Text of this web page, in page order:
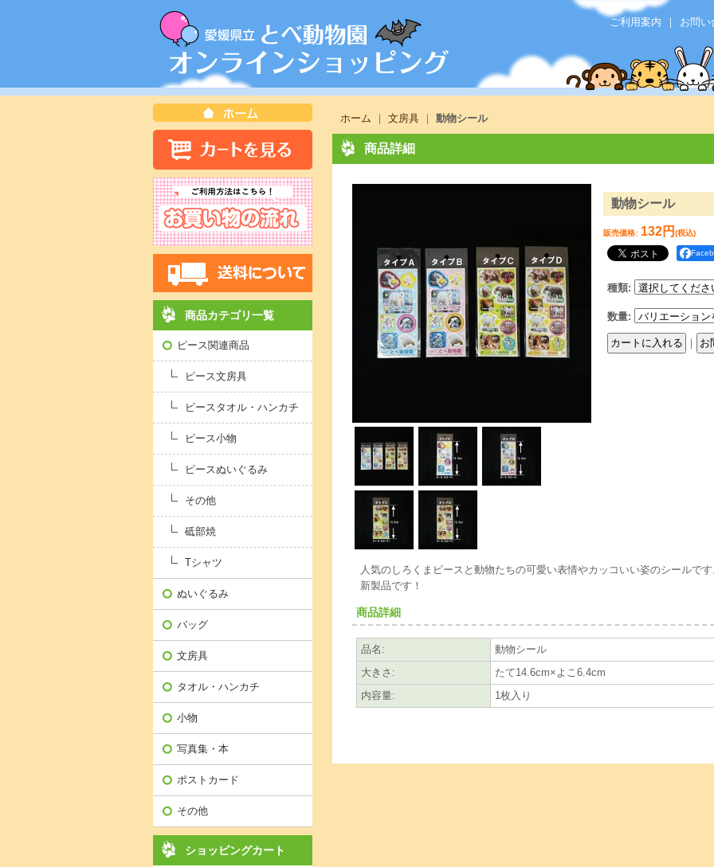
ご利用案内 ｜ お問い
商品カテゴリ一覧
ピース関連商品
ピース文房具
ピースタオル・ハンカチ
ピース小物
ピースぬいぐるみ
その他
砥部焼
Tシャツ
ぬいぐるみ
バッグ
文房具
タオル・ハンカチ
小物
写真集・本
ポストカード
その他
ショッピングカート
ホーム ｜ 文房具 ｜ 動物シール
商品詳細
動物シール
販売価格: 132円 (税込)
種類:
数量:
｜
人気のしろくまピースと動物たちの可愛い表情やカッコいい姿のシールで
新製品です！
商品詳細
品名 :
動物シール
大きさ :
たて14.6cm×よこ6.4cm
内容量: 1枚入り